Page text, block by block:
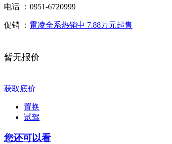
电话 ： 0951-6720999
促销 ： 雷凌全系热销中 7.88万元起售
暂无报价
获取底价
置换
试驾
您还可以看